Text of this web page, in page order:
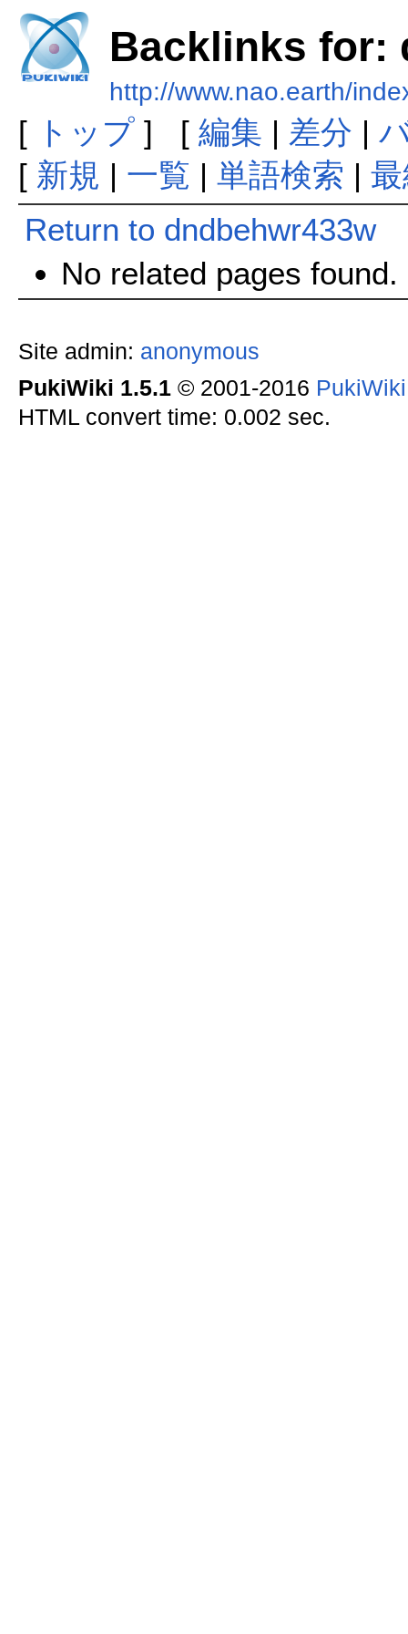
Backlinks for:
http://www.nao.earth/
[ トップ] [ 編集 | 差分 |
[ 新規 | 一覧 | 単語検索 |
Return to dndbehwr433w
No related pages found.
Site admin: anonymous
PukiWiki 1.5.1© 2001-2016
HTML convert time: 0.002 sec.